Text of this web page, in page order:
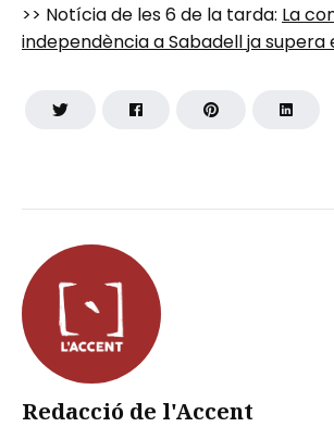
Redacció de l'Accent
>> Notícia de les 6 de la tarda: La
independència a Sabadell ja supera